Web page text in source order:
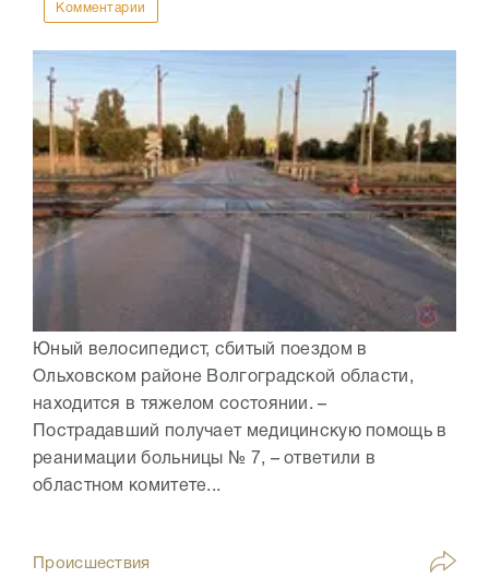
Комментарии
Юный велосипедист, сбитый поездом в
Ольховском районе Волгоградской области,
находится в тяжелом состоянии. –
Пострадавший получает медицинскую помощь в
реанимации больницы № 7, – ответили в
областном комитете...
Происшествия